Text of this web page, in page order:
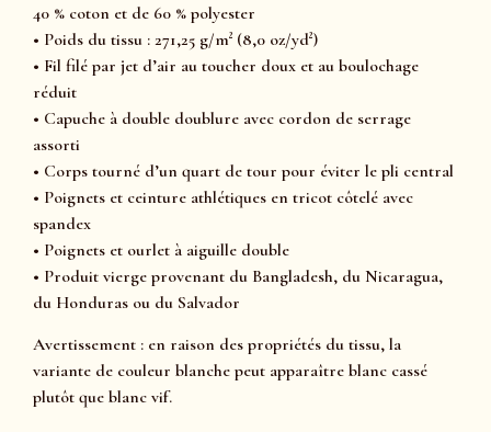
40 % coton et de 60 % polyester
• Poids du tissu : 271,25 g/m² (8,0 oz/yd²)
• Fil filé par jet d’air au toucher doux et au boulochage
réduit
• Capuche à double doublure avec cordon de serrage
assorti
• Corps tourné d’un quart de tour pour éviter le pli central
• Poignets et ceinture athlétiques en tricot côtelé avec
spandex
• Poignets et ourlet à aiguille double
• Produit vierge provenant du Bangladesh, du Nicaragua,
du Honduras ou du Salvador
Avertissement : en raison des propriétés du tissu, la
variante de couleur blanche peut apparaître blanc cassé
plutôt que blanc vif.